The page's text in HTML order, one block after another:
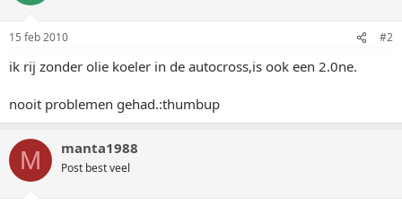
15 feb 2010 #2
ik rij zonder olie koeler in de autocross,is ook een 2.0ne.
nooit problemen gehad.:thumbup
M manta1988
Post best veel